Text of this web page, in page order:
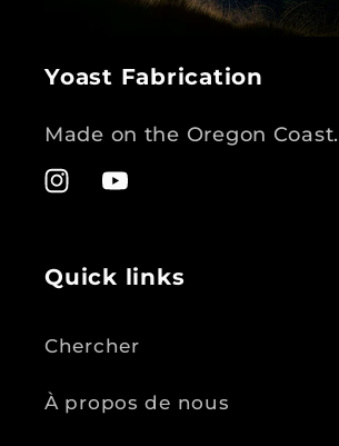
Yoast Fabrication
Made on the Oregon Coast.
InstagramYouTube
Quick links
Chercher
À propos de nous